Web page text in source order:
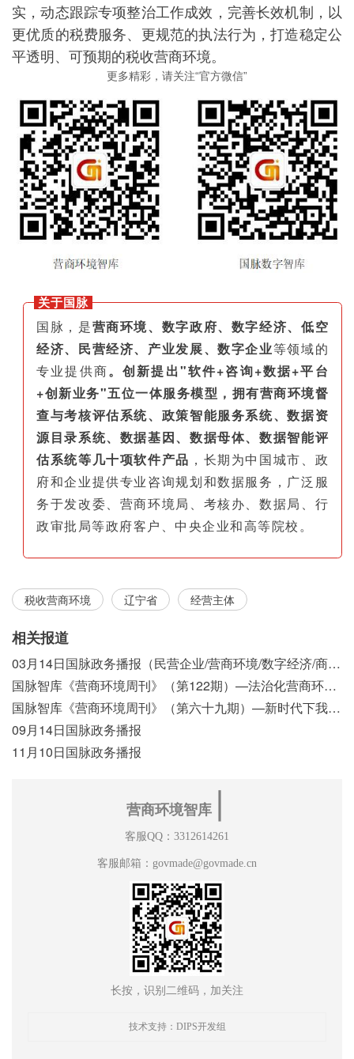
实，动态跟踪专项整治工作成效，完善长效机制，以
更优质的税费服务、更规范的执法行为，打造稳定公
平透明、可预期的税收营商环境。
更多精彩，请关注“官方微信”
关于国脉
国脉，是营商环境、数字政府、数字经济、低空
经济、民营经济、产业发展、数字企业等领域的
专业提供商。创新提出"软件+咨询+数据+平台
+创新业务"五位一体服务模型，拥有营商环境督
查与考核评估系统、政策智能服务系统、数据资
源目录系统、数据基因、数据母体、数据智能评
估系统等几十项软件产品 ，长期为中国城市、政
府和企业提供专业咨询规划和数据服务，广泛服
务于发改委、营商环境局、考核办、数据局、行
政审批局等政府客户、中央企业和高等院校。
税收营商环境 辽宁省 经营主体
相关报道
03月14日国脉政务播报（民营企业/营商环境/数字经济/商事制度改革）
国脉智库《营商环境周刊》（第122期）—法治化营商环境视域下我国行政执法公示制度浅析
国脉智库《营商环境周刊》（第六十九期）—新时代下我国营商环境标准体系构建初探
09月14日国脉政务播报
11月10日国脉政务播报
营商环境智库
客服QQ：3312614261
客服邮箱：govmade@govmade.cn
长按，识别二维码，加关注
技术支持：DIPS开发组